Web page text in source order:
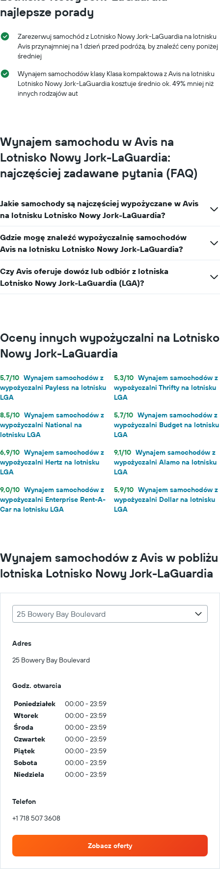
roku
ma
oś
przedstawiającą
średnią
cenę
za
dzień
najlepsze porady
Zarezerwuj samochód z Lotnisko Nowy Jork-LaGuardia na lotnisku
Avis przynajmniej na 1 dzień przed podróżą, by znaleźć ceny poniżej
średniej
Wynajem samochodów klasy Klasa kompaktowa z Avis na lotnisku
Lotnisko Nowy Jork-LaGuardia kosztuje średnio ok. 49% mniej niż
innych rodzajów aut
Wynajem samochodu w Avis na
Lotnisko Nowy Jork-LaGuardia:
najczęściej zadawane pytania (FAQ)
Jakie samochody są najczęściej wypożyczane w Avis
na lotnisku Lotnisko Nowy Jork-LaGuardia?
Gdzie mogę znaleźć wypożyczalnię samochodów
Avis na lotnisku Lotnisko Nowy Jork-LaGuardia?
Czy Avis oferuje dowóz lub odbiór z lotniska
Lotnisko Nowy Jork-LaGuardia (LGA)?
Oceny innych wypożyczalni na Lotnisko
Nowy Jork-LaGuardia
5,7/10 Wynajem samochodów z
wypożyczalni Payless na lotnisku
LGA
5,3/10 Wynajem samochodów z
wypożyczalni Thrifty na lotnisku
LGA
8,5/10 Wynajem samochodów z
wypożyczalni National na
lotnisku LGA
5,7/10 Wynajem samochodów z
wypożyczalni Budget na lotnisku
LGA
6,9/10 Wynajem samochodów z
wypożyczalni Hertz na lotnisku
LGA
9,1/10 Wynajem samochodów z
wypożyczalni Alamo na lotnisku
LGA
9,0/10 Wynajem samochodów z
wypożyczalni Enterprise Rent-A-
Car na lotnisku LGA
5,9/10 Wynajem samochodów z
wypożyczalni Dollar na lotnisku
LGA
Wynajem samochodów z Avis w pobliżu
lotniska Lotnisko Nowy Jork-LaGuardia
25 Bowery Bay Boulevard
Adres
25 Bowery Bay Boulevard
Godz. otwarcia
Poniedziałek
00:00 - 23:59
Wtorek
00:00 - 23:59
Środa
00:00 - 23:59
Czwartek
00:00 - 23:59
Piątek
00:00 - 23:59
Sobota
00:00 - 23:59
Niedziela
00:00 - 23:59
Telefon
+1 718 507 3608
Zobacz oferty